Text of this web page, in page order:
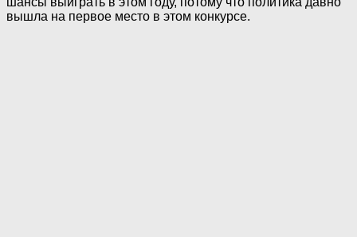
вышла на первое место в этом конкурсе.